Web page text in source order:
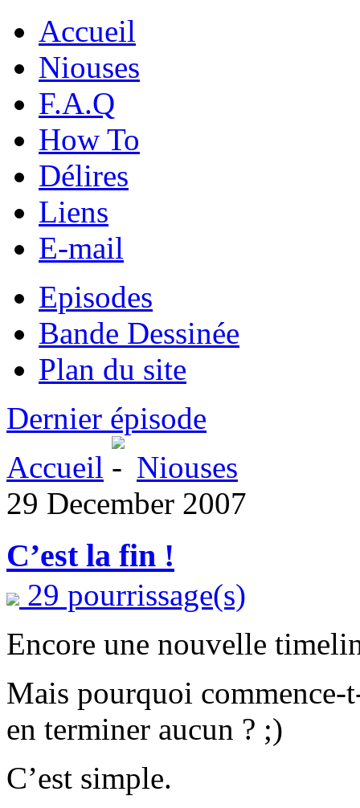
Accueil
Niouses
F.A.Q
How To
Délires
Liens
E-mail
Episodes
Bande Dessinée
Plan du site
Dernier épisode
Accueil
Niouses
29 December 2007
C’est la fin !
29 pourrissage(s)
Encore une nouvelle
Mais pourquoi commence-
en terminer aucun ? ;)
C’est simple.